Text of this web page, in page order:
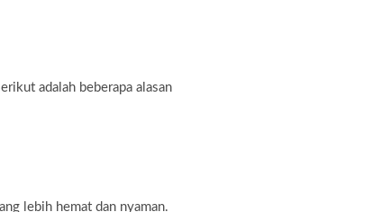
adalah beberapa alasan
lebih hemat dan nyaman.